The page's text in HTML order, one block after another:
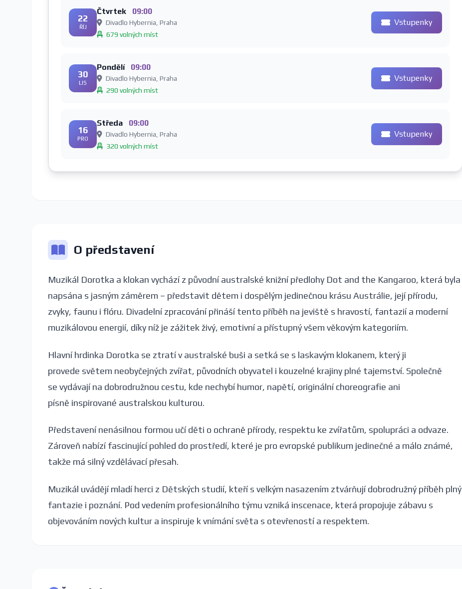
22
ŘÍJ
Čtvrtek 09:00
Divadlo Hybernia, Praha
679 volných míst
Vstupenky
30
LIS
Pondělí 09:00
Divadlo Hybernia, Praha
290 volných míst
Vstupenky
16
PRO
Středa 09:00
Divadlo Hybernia, Praha
320 volných míst
Vstupenky
O představení
Muzikál Dorotka a klokan vychází z původní australské knižní předlohy Dot and the Kangaroo, která byla
napsána s jasným záměrem – představit dětem i dospělým jedinečnou krásu Austrálie, její přírodu,
zvyky, faunu i flóru. Divadelní zpracování přináší tento příběh na jeviště s hravostí, fantazií a moderní
muzikálovou energií, díky níž je zážitek živý, emotivní a přístupný všem věkovým kategoriím.
Hlavní hrdinka Dorotka se ztratí v australské buši a setká se s laskavým klokanem, který ji
provede světem neobyčejných zvířat, původních obyvatel i kouzelné krajiny plné tajemství. Společně
se vydávají na dobrodružnou cestu, kde nechybí humor, napětí, originální choreografie ani
písně inspirované australskou kulturou.
Představení nenásilnou formou učí děti o ochraně přírody, respektu ke zvířatům, spolupráci a odvaze.
Zároveň nabízí fascinující pohled do prostředí, které je pro evropské publikum jedinečné a málo známé,
takže má silný vzdělávací přesah.
Muzikál uvádějí mladí herci z Dětských studií, kteří s velkým nasazením ztvárňují dobrodružný příběh plný
fantazie i poznání. Pod vedením profesionálního týmu vzniká inscenace, která propojuje zábavu s
objevováním nových kultur a inspiruje k vnímání světa s otevřeností a respektem.